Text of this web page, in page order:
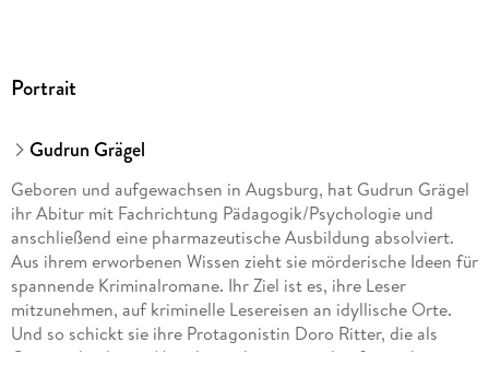
Portrait
Gudrun Grägel
Geboren und aufgewachsen in Augsburg, hat Gudrun Grägel
ihr Abitur mit Fachrichtung Pädagogik/Psychologie und
anschließend eine pharmazeutische Ausbildung absolviert.
Aus ihrem erworbenen Wissen zieht sie mörderische Ideen für
spannende Kriminalromane. Ihr Ziel ist es, ihre Leser
mitzunehmen, auf kriminelle Lesereisen an idyllische Orte.
Und so schickt sie ihre Protagonistin Doro Ritter, die als
Gourmetköchin in München arbeitet, regelmäßig und mit